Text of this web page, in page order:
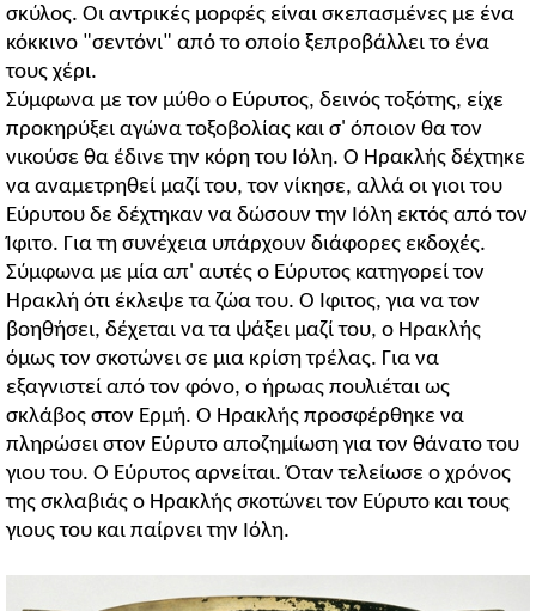
σκύλος. Οι αντρικές μορφές είναι σκεπασμένες με ένα
κόκκινο "σεντόνι" από το οποίο ξεπροβάλλει το ένα
τους χέρι.
Σύμφωνα με τον μύθο ο Εύρυτος, δεινός τοξότης, είχε
προκηρύξει αγώνα τοξοβολίας και σ' όποιον θα τον
νικούσε θα έδινε την κόρη του Ιόλη. Ο Ηρακλής δέχτηκε
να αναμετρηθεί μαζί του, τον νίκησε, αλλά οι γιοι του
Εύρυτου δε δέχτηκαν να δώσουν την Ιόλη εκτός από τον
Ίφιτο. Για τη συνέχεια υπάρχουν διάφορες εκδοχές.
Σύμφωνα με μία απ' αυτές ο Εύρυτος κατηγορεί τον
Ηρακλή ότι έκλεψε τα ζώα του. Ο Ίφιτος, για να τον
βοηθήσει, δέχεται να τα ψάξει μαζί του, ο Ηρακλής
όμως τον σκοτώνει σε μια κρίση τρέλας. Για να
εξαγνιστεί από τον φόνο, ο ήρωας πουλιέται ως
σκλάβος στον Ερμή. Ο Ηρακλής προσφέρθηκε να
πληρώσει στον Εύρυτο αποζημίωση για τον θάνατο του
γιου του. Ο Εύρυτος αρνείται. Όταν τελείωσε ο χρόνος
της σκλαβιάς ο Ηρακλής σκοτώνει τον Εύρυτο και τους
γιους του και παίρνει την Ιόλη.